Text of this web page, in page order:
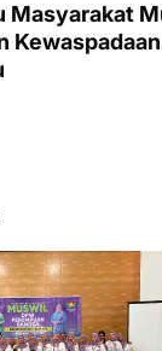
Masyarakat